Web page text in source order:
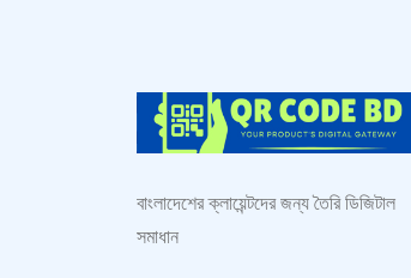
বাংলাদেশের ক্লায়েন্টদের জন্য তৈরি ডিজিটাল
সমাধান